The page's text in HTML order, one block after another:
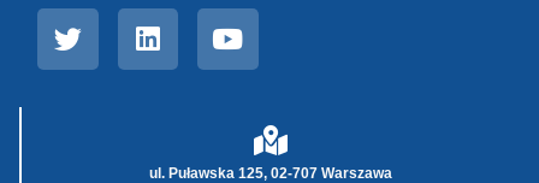
ul. Puławska 125, 02-707 Warszawa